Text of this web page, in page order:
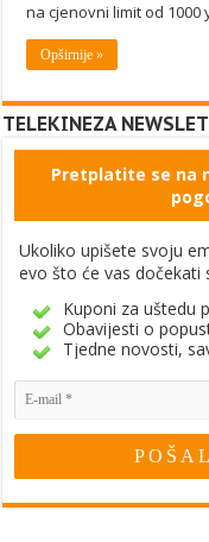
na cjenovni limit od 1000
Opširnije »
TELEKINEZA
Pretplatite se na
Ukoliko upišete svoju
evo što će vas dočekati
Kuponi za uštedu
Obavijesti o
Tjedne novosti,